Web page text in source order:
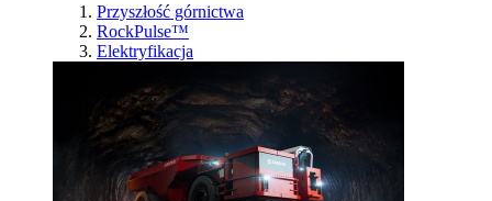
Przyszłość górnictwa
RockPulse™
Elektryfikacja